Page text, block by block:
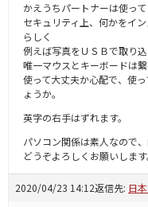
かえうちパートナーは使って
セキュリティ上、何かをイ
らしく
例えば写真をＵＳＢで取り
唯一マウスとキーボードは
使って大丈夫か心配で、使
ょうか。
英字の右手はずれます。
パソコン関係は素人なので
どうぞよろしくお願いします
2020/04/23 14:12返信先: 日